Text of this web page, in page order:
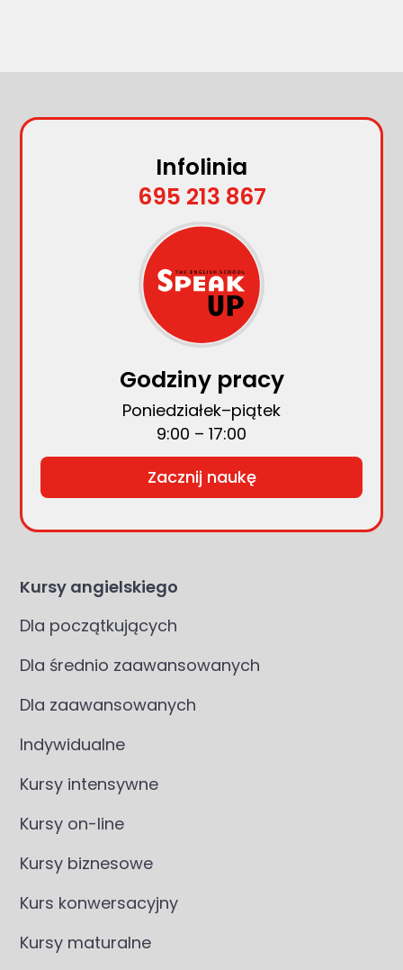
Kursy angielskiego
Dla początkujących
Dla średnio zaawansowanych
Dla zaawansowanych
Indywidualne
Kursy intensywne
Kursy on-line
Kursy biznesowe
Kurs konwersacyjny
Kursy maturalne
Infolinia
695 213 867
Godziny pracy
Poniedziałek–piątek
9:00 – 17:00
Zacznij naukę